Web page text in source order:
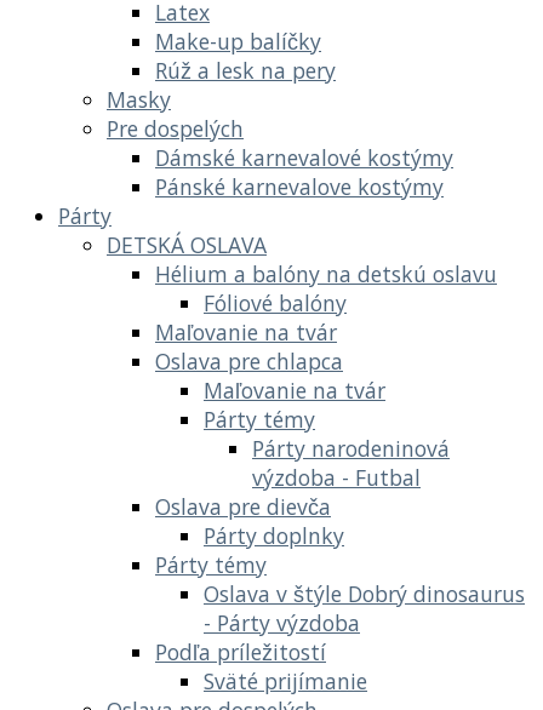
Latex
Make-up balíčky
Rúž a lesk na pery
Masky
Pre dospelých
Dámské karnevalové kostýmy
Pánské karnevalove kostýmy
Párty
DETSKÁ OSLAVA
Hélium a balóny na detskú oslavu
Fóliové balóny
Maľovanie na tvár
Oslava pre chlapca
Maľovanie na tvár
Párty témy
Párty narodeninová
výzdoba - Futbal
Oslava pre dievča
Párty doplnky
Párty témy
Oslava v štýle Dobrý dinosaurus
- Párty výzdoba
Podľa príležitostí
Sväté prijímanie